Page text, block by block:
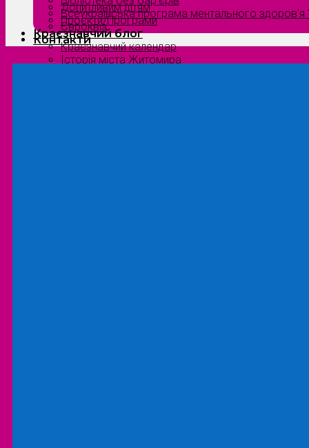
Допитливим дітям
Проєкти/Програми
Краєзнавчий блог
Краєзнавчий календар
Історія міста Житомира
Всеукраїнська програма ментального здоров’я
Євроквіз
Контакти